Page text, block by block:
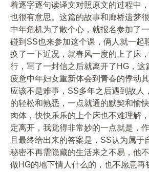
着逐字逐句读译文对照原文的过程中
也很有意思。这篇的故事和廊桥遗梦
中年危机为了散个心，就报名参加了
碰到SS也来参加这个课，俩人就一起
换了一下近况，就春风一度的上了床
行，写了一封信之后就离开了HG，这
疲惫中年妇女重新体会到青春的悸动
应该不是难事，SS多年之后遇到故人
的轻松和熟悉，一点就通的默契和愉
肉体，快快乐乐的上个床也不难理解
定离开，我觉得非常妙的一点就是，
且最终给出来的答案是，SS认为属于
秘密不再需隐藏的生活来之不易，他
做HG的地下情人什么的，也不愿意再